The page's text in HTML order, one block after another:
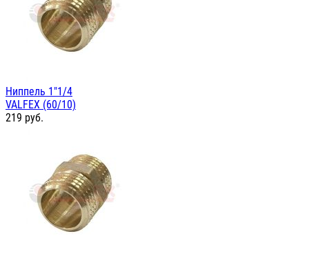
Ниппель 1"1/4
VALFEX (60/10)
219 руб.